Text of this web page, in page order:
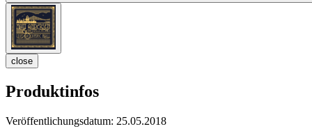
close
Produktinfos
Veröffentlichungsdatum: 25.05.2018